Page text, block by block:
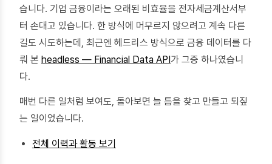
습니다. 기업 금융이라는 오래된 비효율을 전자세금계산서부
터 손대고 있습니다. 한 방식에 머무르지 않으려고 계속 다른
길도 시도하는데, 최근엔 헤드리스 방식으로 금융 데이터를 다
뤄 본 headless — Financial Data API가 그중 하나였습니
다.
매번 다른 일처럼 보여도, 돌아보면 늘 틈을 찾고 만들고 되짚
는 일이었습니다.
전체 이력과 활동 보기